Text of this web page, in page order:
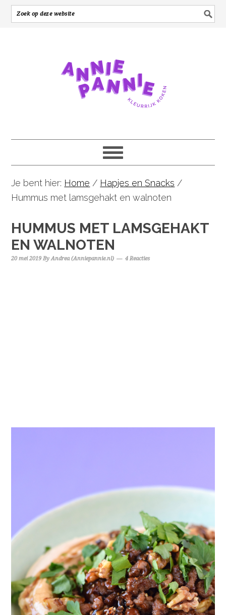
Je bent hier: Home / Hapjes en Snacks /
Hummus met lamsgehakt en walnoten
HUMMUS MET LAMSGEHAKT
EN WALNOTEN
20 mei 2019 ByAndrea (Anniepannie.nl) 4 Reacties